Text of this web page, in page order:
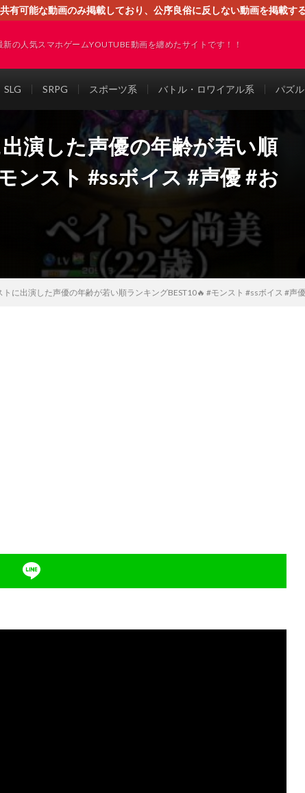
有可能な動画のみ掲載しており、公序良俗に反しない動画を掲載
新の人気スマホゲームYOUTUBE動画を纏めたサイトです！！
SLG SRPG スポーツ系 バトル・ロワイアル系 パズル
演した声優の年齢が若い順
ンスト #ssボイス #声優 #お
トに出演した声優の年齢が若い順ランキングBEST10🔥 #モンスト #ssボイス #声